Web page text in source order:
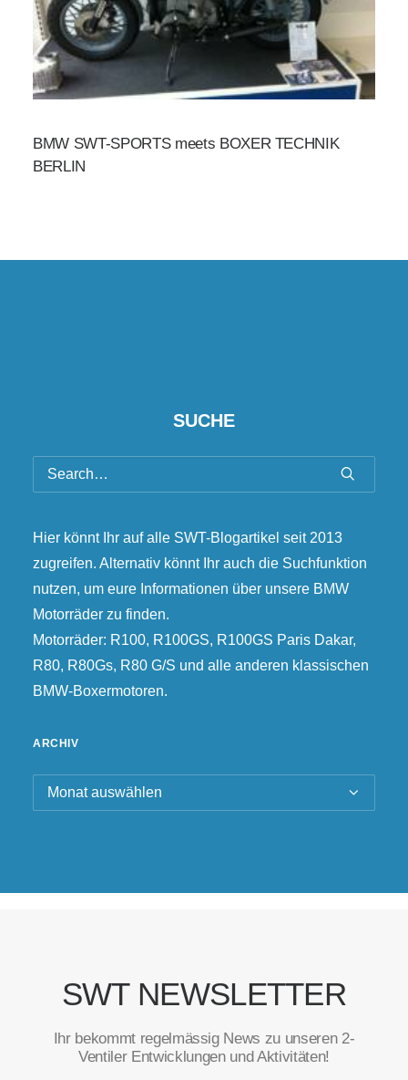
BMW SWT-SPORTS meets BOXER TECHNIK
BERLIN
SUCHE
Hier könnt Ihr auf alle SWT-Blogartikel seit 2013
zugreifen. Alternativ könnt Ihr auch die Suchfunktion
nutzen, um eure Informationen über unsere BMW
Motorräder zu finden.
Motorräder: R100, R100GS, R100GS Paris Dakar,
R80, R80Gs, R80 G/S und alle anderen klassischen
BMW-Boxermotoren.
ARCHIV
Archiv
SWT NEWSLETTER
Ihr bekommt regelmässig News zu unseren 2-
Ventiler Entwicklungen und Aktivitäten!